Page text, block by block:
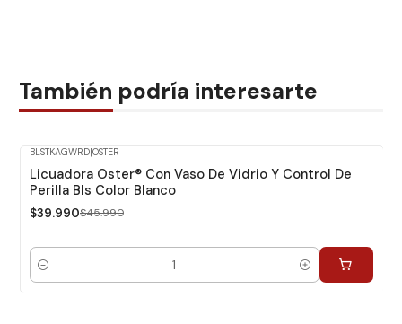
También podría interesarte
-13% Dcto.
BLSTKAGWRD|OSTER
Licuadora Oster® Con Vaso De Vidrio Y Control De
Perilla Bls Color Blanco
$39.990$45.990
Cantidad